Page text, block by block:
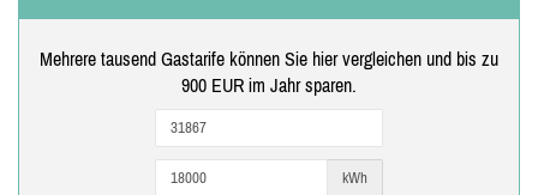
Mehrere tausend Gastarife können Sie hier vergleichen und bis zu
900 EUR im Jahr sparen.
kWh